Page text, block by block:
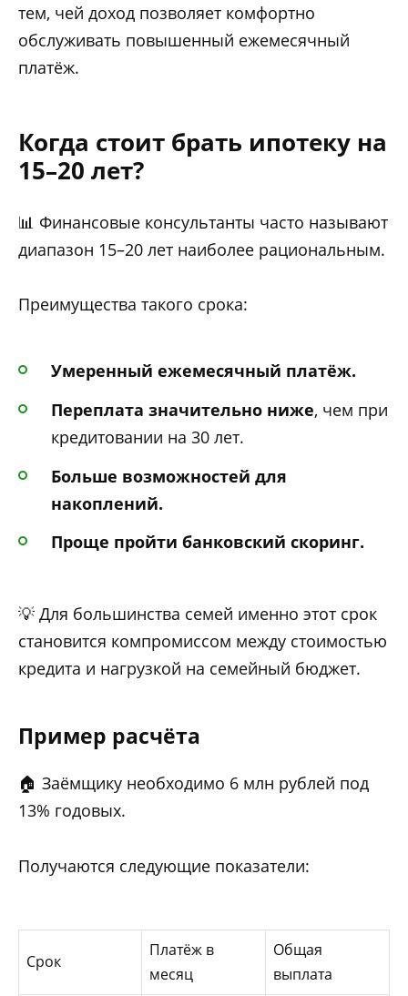
тем, чей доход позволяет комфортно
обслуживать повышенный ежемесячный
платёж.
Когда стоит брать ипотеку на
15–20 лет?
📊 Финансовые консультанты часто называют
диапазон 15–20 лет наиболее рациональным.
Преимущества такого срока:
Умеренный ежемесячный платёж.
Переплата значительно ниже, чем при
кредитовании на 30 лет.
Больше возможностей для
накоплений.
Проще пройти банковский скоринг.
💡 Для большинства семей именно этот срок
становится компромиссом между стоимостью
кредита и нагрузкой на семейный бюджет.
Пример расчёта
🏠 Заёмщику необходимо 6 млн рублей под
13% годовых.
Получаются следующие показатели:
Срок
Платёж в
месяц
Общая
выплата